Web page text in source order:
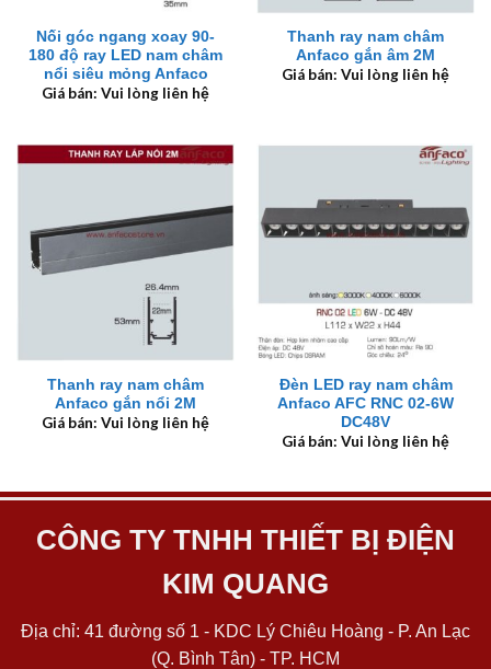
Nối góc ngang xoay 90-
180 độ ray LED nam châm
nổi siêu mỏng Anfaco
Giá bán: Vui lòng liên hệ
Thanh ray nam châm
Anfaco gắn âm 2M
Giá bán: Vui lòng liên hệ
Thanh ray nam châm
Anfaco gắn nổi 2M
Giá bán: Vui lòng liên hệ
Đèn LED ray nam châm
Anfaco AFC RNC 02-6W
DC48V
Giá bán: Vui lòng liên hệ
CÔNG TY TNHH THIẾT BỊ ĐIỆN
KIM QUANG
Địa chỉ: 41 đường số 1 - KDC Lý Chiêu Hoàng - P. An Lạc
(Q. Bình Tân) - TP. HCM